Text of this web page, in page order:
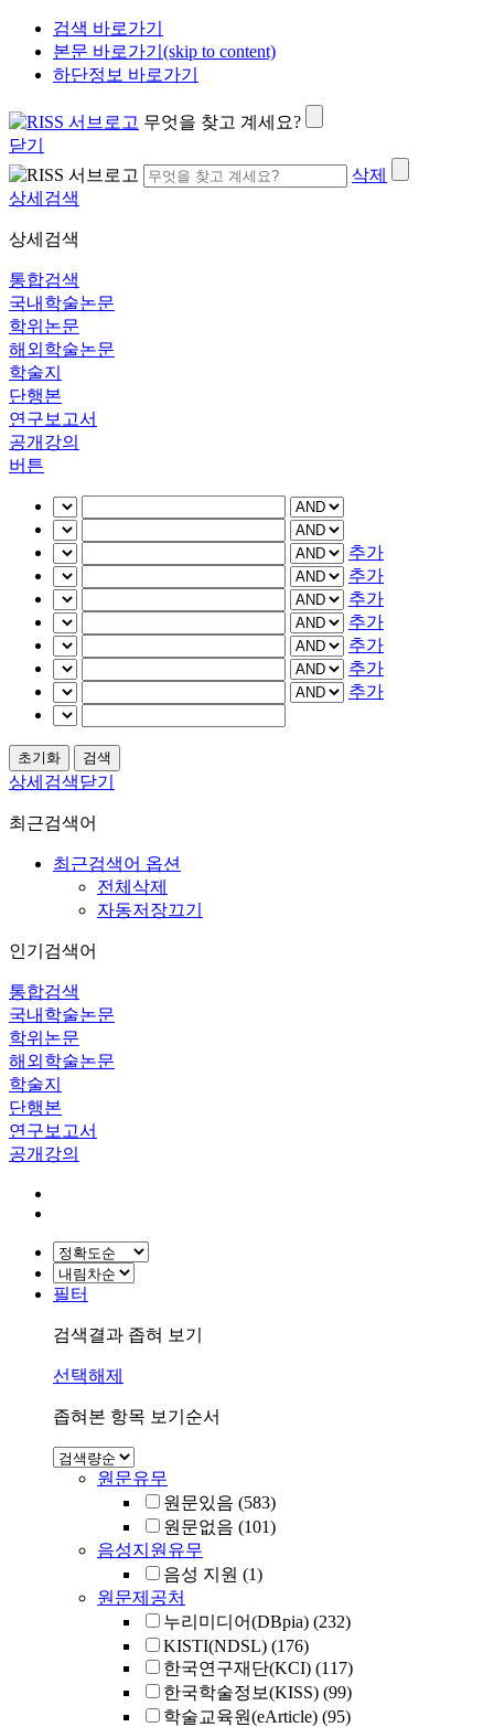
검색 바로가기
본문 바로가기(skip to content)
하단정보 바로가기
무엇을 찾고 계세요?
닫기
삭제
상세검색
상세검색
통합검색
국내학술논문
학위논문
해외학술논문
학술지
단행본
연구보고서
공개강의
버튼
추가
추가
추가
추가
추가
추가
추가
상세검색닫기
최근검색어
최근검색어 옵션
전체삭제
자동저장끄기
인기검색어
통합검색
국내학술논문
학위논문
해외학술논문
학술지
단행본
연구보고서
공개강의
필터
검색결과 좁혀 보기
선택해제
좁혀본 항목 보기순서
원문유무
원문있음 (583)
원문없음 (101)
음성지원유무
음성 지원 (1)
원문제공처
누리미디어(DBpia) (232)
KISTI(NDSL) (176)
한국연구재단(KCI) (117)
한국학술정보(KISS) (99)
학술교육원(eArticle) (95)